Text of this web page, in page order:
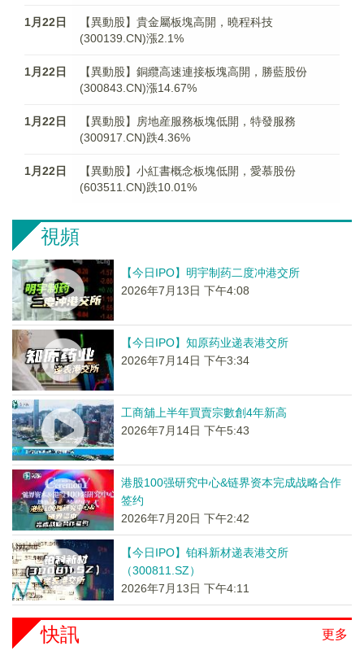
1月22日
【異動股】貴金屬板塊高開，曉程科技
(300139.CN)漲2.1%
1月22日
【異動股】銅纜高速連接板塊高開，勝藍股份
(300843.CN)漲14.67%
1月22日
【異動股】房地産服務板塊低開，特發服務
(300917.CN)跌4.36%
1月22日
【異動股】小紅書概念板塊低開，愛慕股份
(603511.CN)跌10.01%
視頻
【今日IPO】明宇制药二度冲港交所
2026年7月13日 下午4:08
【今日IPO】知原药业递表港交所
2026年7月14日 下午3:34
工商舖上半年買賣宗數創4年新高
2026年7月14日 下午5:43
港股100强研究中心&链界资本完成战略合作
签约
2026年7月20日 下午2:42
【今日IPO】铂科新材递表港交所
（300811.SZ）
2026年7月13日 下午4:11
更多
快訊